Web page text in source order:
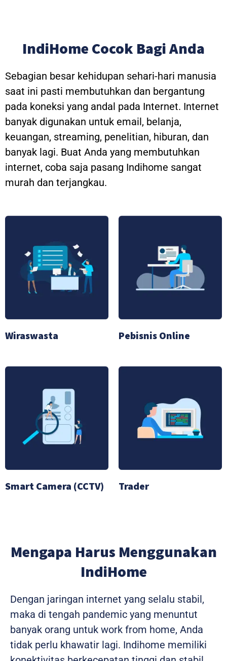
IndiHome Cocok Bagi Anda
Sebagian besar kehidupan sehari-hari manusia
saat ini pasti membutuhkan dan bergantung
pada koneksi yang andal pada Internet. Internet
banyak digunakan untuk email, belanja,
keuangan, streaming, penelitian, hiburan, dan
banyak lagi. Buat Anda yang membutuhkan
internet, coba saja pasang Indihome sangat
murah dan terjangkau.
Wiraswasta Pebisnis Online
Smart Camera (CCTV) Trader
Mengapa Harus Menggunakan
IndiHome
Dengan jaringan internet yang selalu stabil,
maka di tengah pandemic yang menuntut
banyak orang untuk work from home, Anda
tidak perlu khawatir lagi. Indihome memiliki